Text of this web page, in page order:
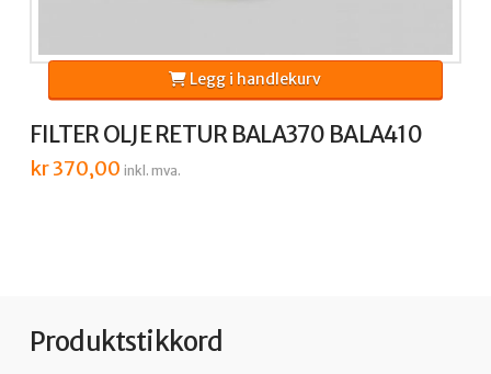
FILTER OLJE RETUR BALA370 BALA410
kr370,00 inkl. mva.
Legg i handlekurv
Produktstikkord